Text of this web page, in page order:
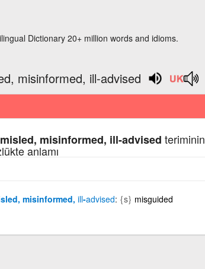
Dictionary 20+ million words and idioms.
misinformed, ill-advised
misinformed, ill-advised teriminin
anlamı
misinformed, ill-advised {s} misguided